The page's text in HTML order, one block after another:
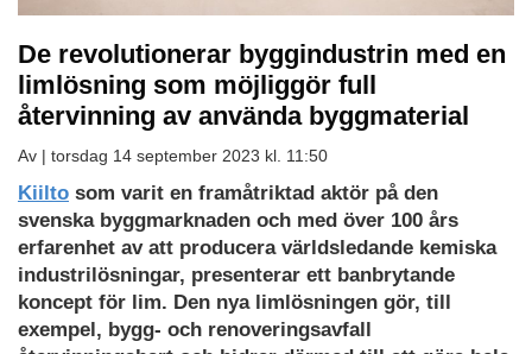
De revolutionerar byggindustrin med en
limlösning som möjliggör full
återvinning av använda byggmaterial
Av | torsdag 14 september 2023 kl. 11:50
Kiilto som varit en framåtriktad aktör på den
svenska byggmarknaden och med över 100 års
erfarenhet av att producera världsledande kemiska
industrilösningar, presenterar ett banbrytande
koncept för lim. Den nya limlösningen gör, till
exempel, bygg- och renoveringsavfall